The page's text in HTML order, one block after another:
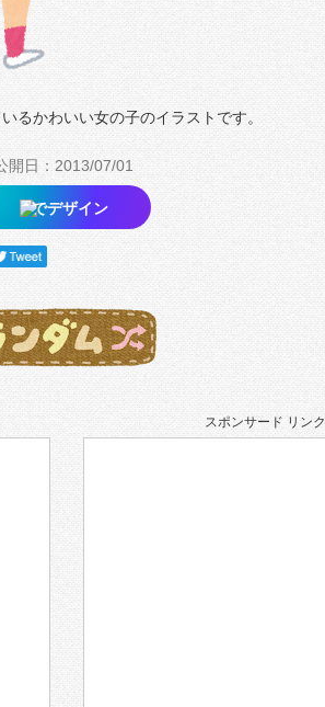
るかわいい女の子のイラストです。
開日：2013/07/01
でデザイン
スポンサード リンク